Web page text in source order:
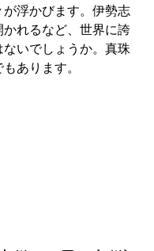
が浮かびます。伊勢志
れるなど、世界に誇
いでしょうか。真珠
あります。